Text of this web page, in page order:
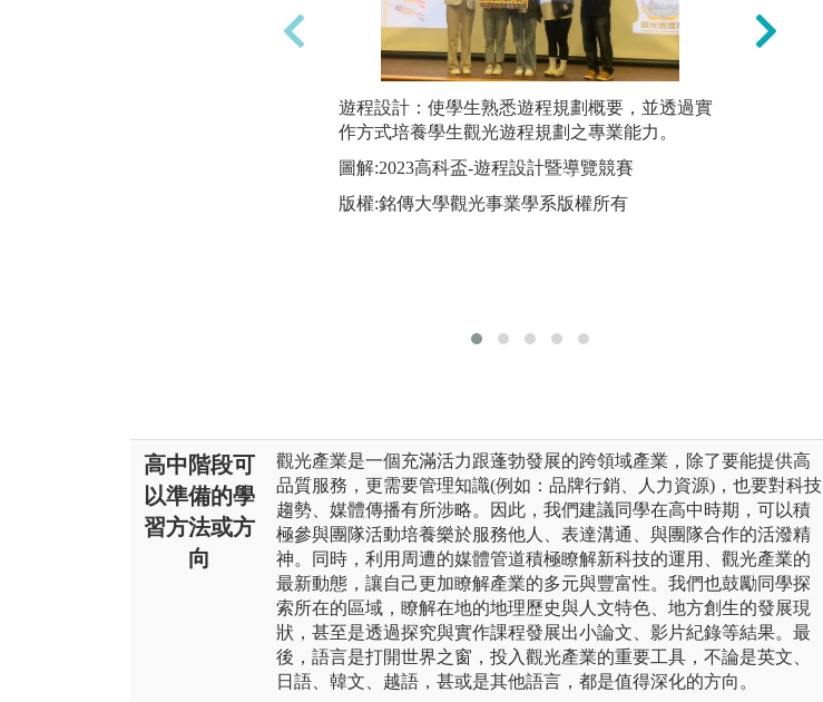
遊程設計：使學生熟悉遊程規劃概要，並透過實
作方式培養學生觀光遊程規劃之專業能力。
圖解:2023高科盃-遊程設計暨導覽競賽
版權:銘傳大學觀光事業學系版權所有
高中階段可
以準備的學
習方法或方
向
觀光產業是一個充滿活力跟蓬勃發展的跨領域產業，除了要能提供高
品質服務，更需要管理知識(例如：品牌行銷、人力資源)，也要對科技
趨勢、媒體傳播有所涉略。因此，我們建議同學在高中時期，可以積
極參與團隊活動培養樂於服務他人、表達溝通、與團隊合作的活潑精
神。同時，利用周遭的媒體管道積極瞭解新科技的運用、觀光產業的
最新動態，讓自己更加瞭解產業的多元與豐富性。我們也鼓勵同學探
索所在的區域，瞭解在地的地理歷史與人文特色、地方創生的發展現
狀，甚至是透過探究與實作課程發展出小論文、影片紀錄等結果。最
後，語言是打開世界之窗，投入觀光產業的重要工具，不論是英文、
日語、韓文、越語，甚或是其他語言，都是值得深化的方向。